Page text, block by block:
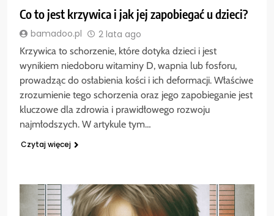
Co to jest krzywica i jak jej zapobiegać u dzieci?
bamadoo.pl 2 lata ago
Krzywica to schorzenie, które dotyka dzieci i jest
wynikiem niedoboru witaminy D, wapnia lub fosforu,
prowadząc do osłabienia kości i ich deformacji. Właściwe
zrozumienie tego schorzenia oraz jego zapobieganie jest
kluczowe dla zdrowia i prawidłowego rozwoju
najmłodszych. W artykule tym…
Czytaj więcej